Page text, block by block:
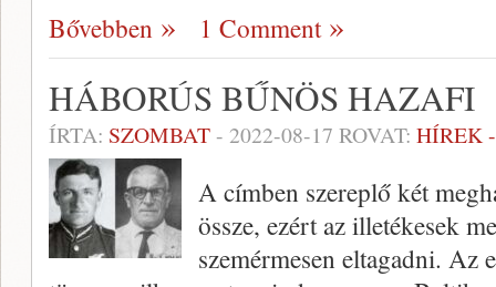
Bővebben 1 Comment
HÁBORÚS BŰNÖS HAZAFI
ÍRTA: SZOMBAT- 2022-08-17 ROVAT: HÍREK
A címben szereplő két
össze, ezért az illetékesek
szemérmesen eltagadni. Az